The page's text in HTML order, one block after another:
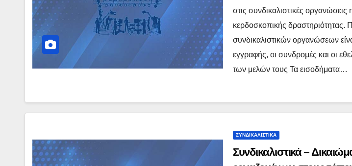
στις συνδικαλιστικές
κερδοσκοπικής δραστηριότητας.
συνδικαλιστικών οργανώσεων
εγγραφής, οι συνδρομές και οι
των μελών τους Τα εισοδήματα…
ΣΥΝΔΙΚΑΛΙΣΤΙΚΆ
Συνδικαλιστικά –